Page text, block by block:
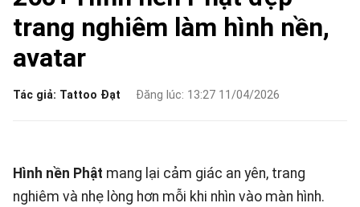
trang nghiêm làm hình nền,
avatar
Tác giả: Tattoo Đạt Đăng lúc: 13:27 11/04/2026
Hình nền Phật mang lại cảm giác an yên, trang
nghiêm và nhẹ lòng hơn mỗi khi nhìn vào màn hình.